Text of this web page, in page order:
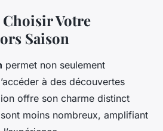
Votre
Saison
permet non seulement
à des découvertes
offre son charme distinct
moins nombreux, amplifiant